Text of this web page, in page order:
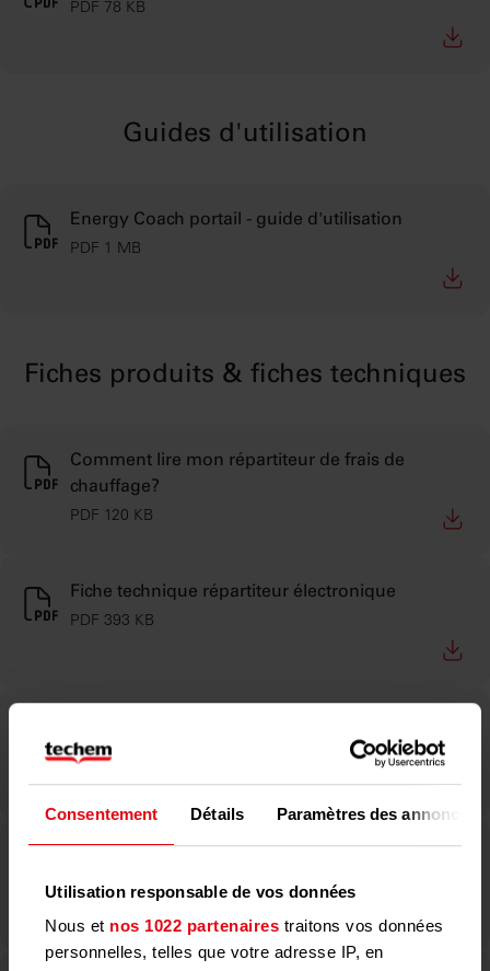
Consentement Détails Paramètres des annonces
Utilisation responsable de vos données
Nous et nos 1022 partenaires traitons vos données
personnelles, telles que votre adresse IP, en
PDF 78 KB
Guides d'utilisation
Energy Coach portail - guide d'utilisation
PDF 1 MB
Fiches produits & fiches techniques
Comment lire mon répartiteur de frais de
chauffage?
PDF 120 KB
Fiche technique répartiteur électronique
PDF 393 KB
PDF 2 MB
PDF 978 KB